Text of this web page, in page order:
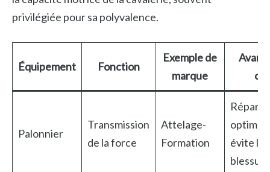
privilégiée pour sa polyvalence.
Équipement Fonction
Exemple de
marque
Palonnier
Transmission
de la force
Attelage-
Formation
évite les